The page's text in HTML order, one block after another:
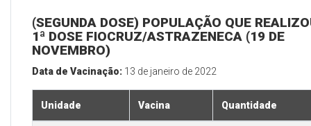
(SEGUNDA DOSE) POPULAÇÃO QUE
1ª DOSE FIOCRUZ/ASTRAZENECA (19 DE
NOVEMBRO)
Data de Vacinação: 13 de janeiro de 2022
Unidade Vacina Quantidade